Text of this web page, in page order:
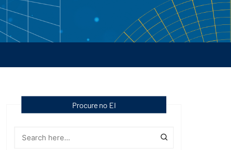
Procure no EI